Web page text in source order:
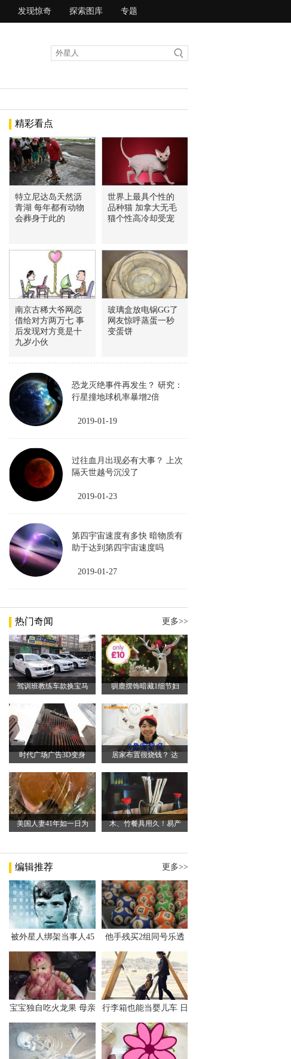
发现惊奇 探索图库 专题
精彩看点
特立尼达岛天然沥
青湖 每年都有动物
会葬身于此的
世界上最具个性的
品种猫 加拿大无毛
猫个性高冷却受宠
南京古稀大爷网恋
借给对方两万七 事
后发现对方竟是十
九岁小伙
玻璃盒放电锅GG了
网友惊呼蒸蛋一秒
变蛋饼
恐龙灭绝事件再发生？ 研究：
行星撞地球机率暴增2倍
2019-01-19
过往血月出现必有大事？ 上次
隔天世越号沉没了
2019-01-23
第四宇宙速度有多快 暗物质有
助于达到第四宇宙速度吗
2019-01-27
热门奇闻 更多>>
驾训班教练车款换宝马 驯鹿摆饰暗藏1细节妇
时代广场广告3D变身 居家布置很烧钱？ 达
美国人妻41年如一日为 木、竹餐具用久！易产
编辑推荐 更多>>
被外星人绑架当事人45
斯卡古拉事件
他手残买2组同号乐透
万
宝宝独自吃火龙果 母亲
行李箱也能当婴儿车 日